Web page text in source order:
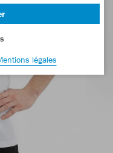
légales